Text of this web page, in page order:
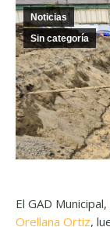
Noticias
Sin categoría
El GAD
Orellana Ortiz,